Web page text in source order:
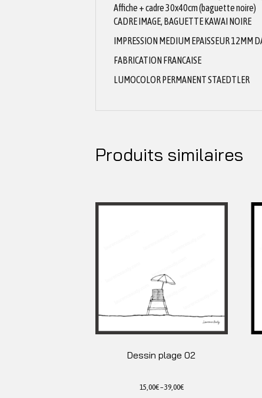
Affiche + cadre 30x40cm (baguette noire)
CADRE IMAGE, BAGUETTE KAWAI NOIRE
IMPRESSION MEDIUM EPAISSEUR 12MM
FABRICATION FRANCAISE
LUMOCOLOR PERMANENT STAEDTLER
Produits similaires
Dessin plage 02
15,00€–39,00€